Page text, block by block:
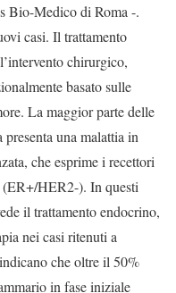
Bio-Medico di Roma -.
casi. Il trattamento
chirurgico,
basato sulle
La maggior parte delle
una malattia in
che esprime i recettori
HER2-). In questi
il trattamento endocrino,
nei casi ritenuti a
che oltre il 50%
in fase iniziale